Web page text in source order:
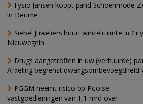
Fysio Jansen koopt pand Schoenmode
in Deurne
Siebel Juweliers huurt winkelruimte in
Nieuwegein
Drugs aangetroffen in uw (verhuurde)
Afdeling begrenst dwangsombevoegdheid
PGGM neemt risico op Poolse
vastgoedleningen van 1,1 mrd over